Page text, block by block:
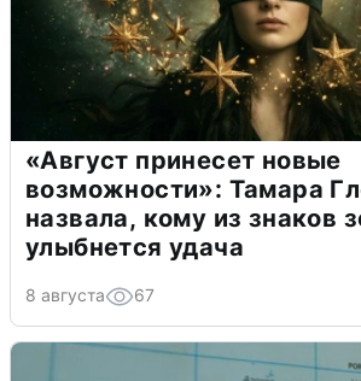
«Август принесет новые
возможности»: Тамара
назвала, кому из знаков
улыбнется удача
8 августа 67